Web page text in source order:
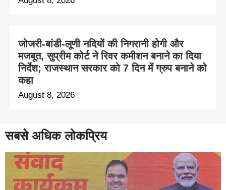
जोजरी-बांडी-लूणी नदियों की निगरानी होगी और
मजबूत, सुप्रीम कोर्ट ने रिवर कमीशन बनाने का दिया
निर्देश; राजस्थान सरकार को 7 दिन में ग्रुप बनाने को
कहा
August 8, 2026
सबसे अधिक लोकप्रिय